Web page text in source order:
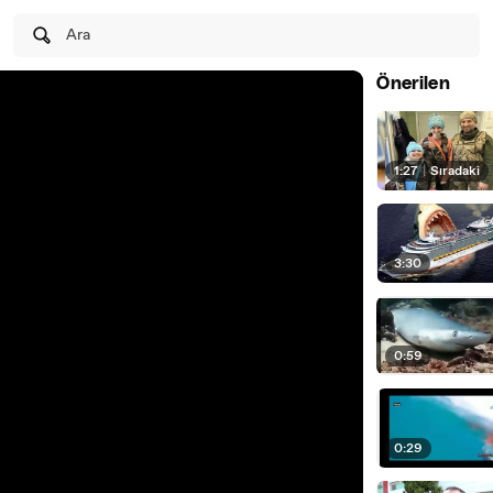
Ara
Önerilen
1:27 | Sıradaki
3:30
0:59
0:29